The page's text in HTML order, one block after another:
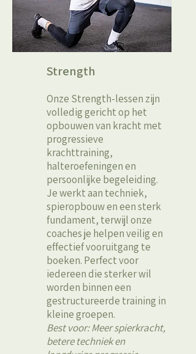
Strength
Onze Strength-lessen zijn
volledig gericht op het
opbouwen van kracht met
progressieve
krachttraining,
halteroefeningen en
persoonlijke begeleiding.
Je werkt aan techniek,
spieropbouw en een sterk
fundament, terwijl onze
coaches je helpen veilig en
effectief vooruitgang te
boeken. Perfect voor
iedereen die sterker wil
worden binnen een
gestructureerde training in
kleine groepen.
Best voor: Meer spierkracht,
betere techniek en